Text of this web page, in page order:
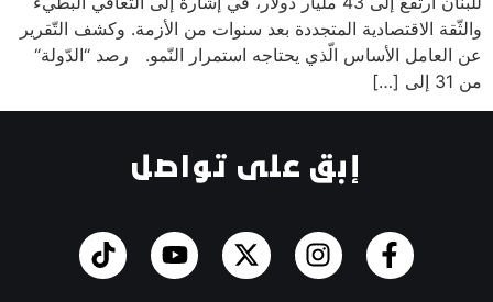
المتجددة بعد سنوات من الأزمة. وكشف التّقرير
الأساس الّذي يحتاجه استمرار النّمو. رصد “الدّولة“
إبق على تواصل